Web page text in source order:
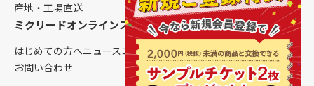
産地・工場直送
ミクリードオンラインストアについて
はじめての方へニュースコラムご利用ガイド会社概要
お問い合わせ